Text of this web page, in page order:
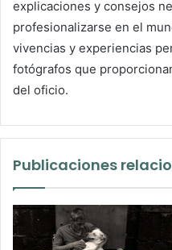
explicaciones y consejos
profesionalizarse en el
vivencias y experiencias
fotógrafos que
del oficio.
Publicaciones